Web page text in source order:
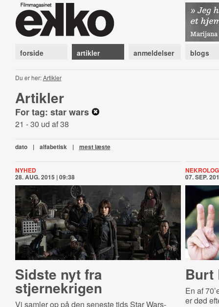
forside artikler anmeldelser blogs
Du er her:Artikler
Artikler
For tag: star wars
21 - 30 ud af 38
dato | alfabetisk | mest læste
NYHED
28. AUG. 2015 | 09:38
Sidste nyt fra
stjernekrigen
Vi samler op på den seneste tids Star Wars-
NEKROLOG
07. SEP.
Burt
En af
er død